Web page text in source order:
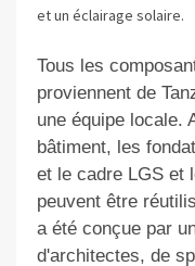
et un éclairage solaire.
Tous les
proviennent de
une équipe locale.
bâtiment, les
et le cadre LGS et
peuvent être
a été conçue par
d'architectes, de